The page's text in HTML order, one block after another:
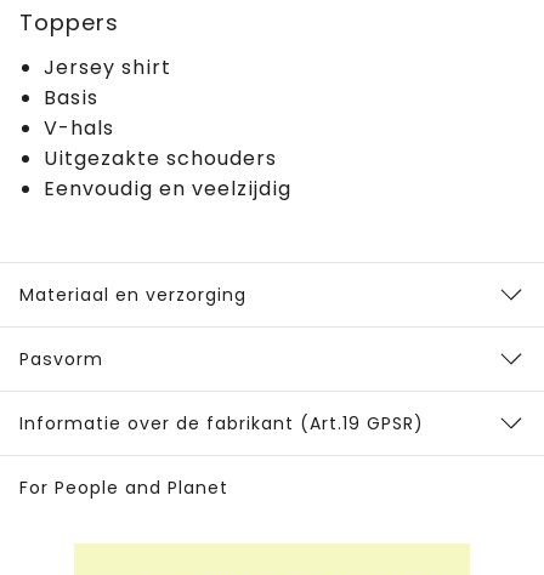
Toppers
Jersey shirt
Basis
V-hals
Uitgezakte schouders
Eenvoudig en veelzijdig
Materiaal en verzorging
Pasvorm
Informatie over de fabrikant (Art.19 GPSR)
For People and Planet